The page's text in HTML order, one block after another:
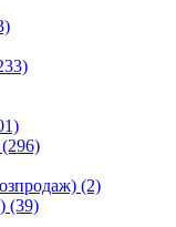
(296)
(2)
(39)